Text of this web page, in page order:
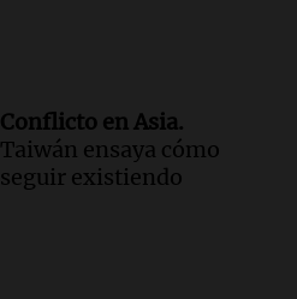
Conflicto en Asia.
Taiwán ensaya cómo
seguir existiendo